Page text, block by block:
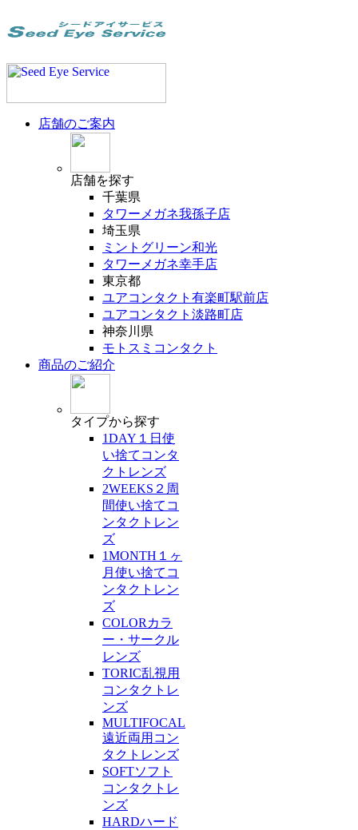
店舗のご案内
店舗を探す
千葉県
タワーメガネ我孫子店
埼玉県
ミントグリーン和光
タワーメガネ幸手店
東京都
ユアコンタクト有楽町駅前店
ユアコンタクト淡路町店
神奈川県
モトスミコンタクト
商品のご紹介
タイプから探す
1DAY １日使
い捨てコンタ
クトレンズ
2WEEKS ２周
間使い捨てコ
ンタクトレン
ズ
1MONTH １ヶ
月使い捨てコ
ンタクトレン
ズ
COLORカラ
ー・サークル
レンズ
TORIC乱視用
コンタクトレ
ンズ
MULTIFOCAL
遠近両用コン
タクトレンズ
SOFTソフト
コンタクトレ
ンズ
HARDハード